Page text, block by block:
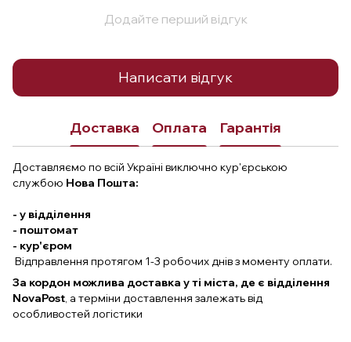
Додайте перший відгук
Написати відгук
Доставка Оплата Гарантія
Доставляємо по всій Україні виключно кур'єрською
службою Нова Пошта:
- у відділення
- поштомат
- кур'єром
Відправлення протягом 1-3 робочих днів з моменту оплати.
За кордон можлива доставка у ті міста, де є відділення
NovaPost, а терміни доставлення залежать від
особливостей логістики